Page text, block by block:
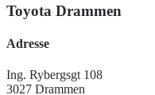
Toyota Drammen
Adresse
Ing. Rybergsgt 108
3027 Drammen